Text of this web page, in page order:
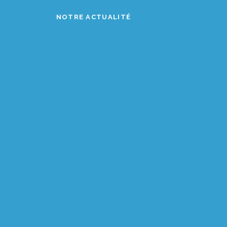
NOTRE ACTUALITÉ